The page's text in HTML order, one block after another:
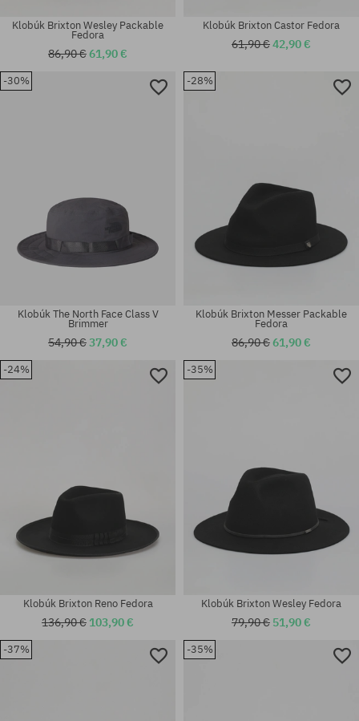
Dostupné veľkosti:
Klobúk Brixton Wesley Packable
Fedora
86,90 €61,90 €
Dostupné veľkosti:
Klobúk Brixton Castor Fedora
61,90 €42,90 €
-30%
Klobúk The North Face Class V
Brimmer
54,90 €37,90 €
-28%
Klobúk Brixton Messer Packable
Fedora
86,90 €61,90 €
-24%
Klobúk Brixton Reno Fedora
136,90 € 103,90 €
-35%
Klobúk Brixton Wesley Fedora
79,90 € 51,90 €
-37% -35%